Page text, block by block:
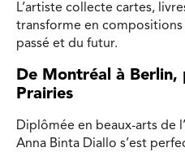
L’artiste collecte cartes,
transforme en compositions
passé et du futur.
De Montréal à Berlin,
Prairies
Diplômée en beaux-arts de
Anna Binta Diallo s’est